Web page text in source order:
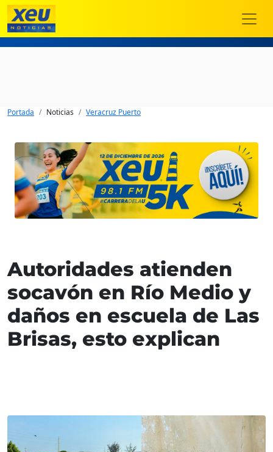
Portada Noticias Veracruz Puerto
Autoridades atienden
socavón en Río Medio y
daños en escuela de Las
Brisas, esto explican